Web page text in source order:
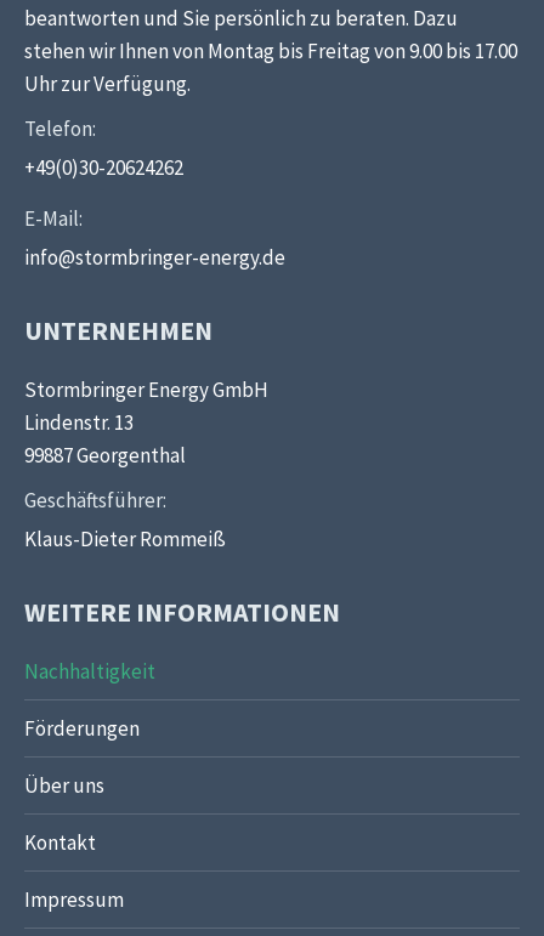
beantworten und Sie persönlich zu beraten. Dazu
stehen wir Ihnen von Montag bis Freitag von 9.00 bis 17.00
Uhr zur Verfügung.
Telefon:
+49(0)30-20624262
E-Mail:
info@stormbringer-energy.de
UNTERNEHMEN
Stormbringer Energy GmbH
Lindenstr. 13
99887 Georgenthal
Geschäftsführer:
Klaus-Dieter Rommeiß
WEITERE INFORMATIONEN
Nachhaltigkeit
Förderungen
Über uns
Kontakt
Impressum